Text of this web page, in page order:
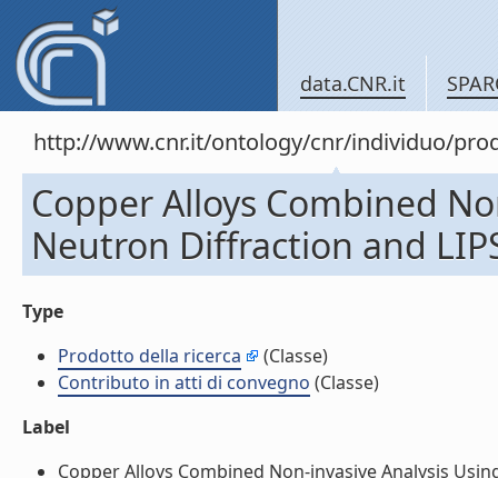
data.CNR.it
http://www.cnr.it/ontology/cnr/individuo/
Copper Alloys Combined
Neutron Diffraction and
Type
Prodotto della ricerca
(Classe)
Contributo in atti di convegno (Classe)
Label
Copper Alloys Combined Non-invasive Analysis